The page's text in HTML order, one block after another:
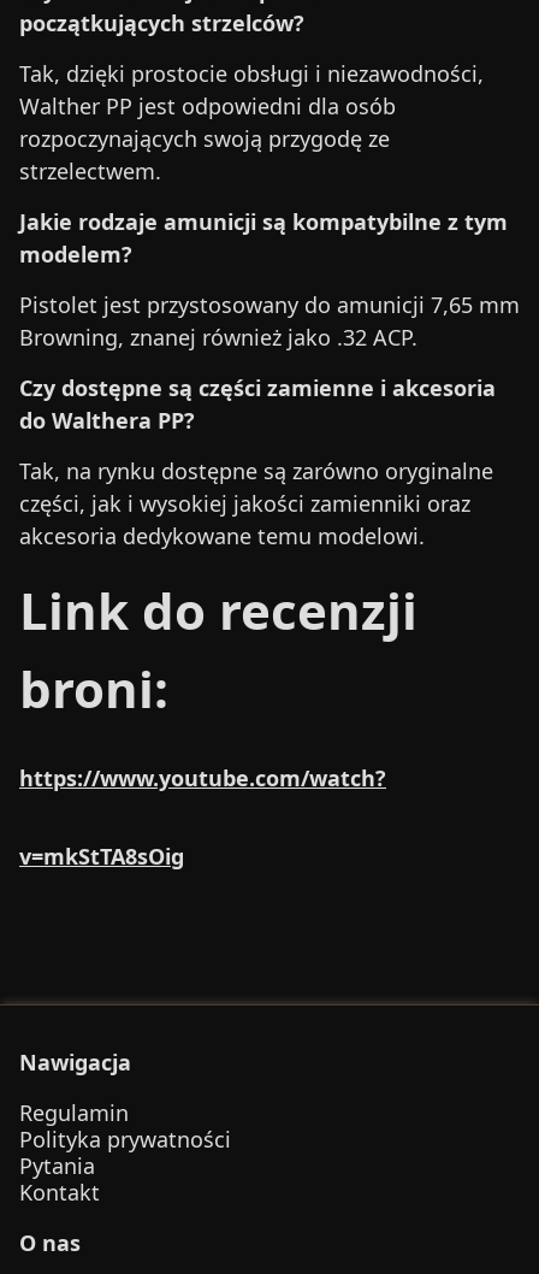
początkujących strzelców?
Tak, dzięki prostocie obsługi i niezawodności,
Walther PP jest odpowiedni dla osób
rozpoczynających swoją przygodę ze
strzelectwem.
Jakie rodzaje amunicji są kompatybilne z tym
modelem?
Pistolet jest przystosowany do amunicji 7,65 mm
Browning, znanej również jako .32 ACP.
Czy dostępne są części zamienne i akcesoria
do Walthera PP?
Tak, na rynku dostępne są zarówno oryginalne
części, jak i wysokiej jakości zamienniki oraz
akcesoria dedykowane temu modelowi.
Link do recenzji
broni:
https://www.youtube.com/watch?
v=mkStTA8sOig
Nawigacja
Regulamin
Polityka prywatności
Pytania
Kontakt
O nas